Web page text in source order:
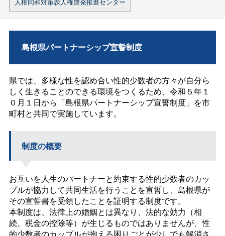
島根県パートナーシップ宣誓制度
県では、多様な性を認め合い性的少数者の方々が自分ら
しく生きることのできる環境をつくるため、令和５年１
０月１日から「島根県パートナーシップ宣誓制度」を市
町村と共同で実施しています。
制度の概要
お互いを人生のパートナーと約束する性的少数者のカッ
プルが協力して共同生活を行うことを宣誓し、島根県が
その宣誓書を受領したことを証明する制度です。
本制度は、法律上の婚姻とは異なり、法的な効力（相
続、税金の控除等）が生じるものではありませんが、性